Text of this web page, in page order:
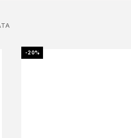
-20%